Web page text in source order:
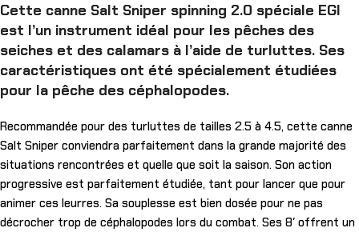
Cette canne Salt Sniper spinning 2.0 spéciale EGI
est l’un instrument idéal pour les pêches des
seiches et des calamars à l’aide de turluttes. Ses
caractéristiques ont été spécialement étudiées
pour la pêche des céphalopodes.
Recommandée pour des turluttes de tailles 2.5 à 4.5, cette canne
Salt Sniper conviendra parfaitement dans la grande majorité des
situations rencontrées et quelle que soit la saison. Son action
progressive est parfaitement étudiée, tant pour lancer que pour
animer ces leurres. Sa souplesse est bien dosée pour ne pas
décrocher trop de céphalopodes lors du combat. Ses 8′ offrent un